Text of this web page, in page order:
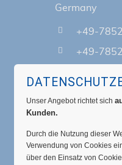
Germany
+49-
+49-
Unser Angebot richtet sich
Kunden.
Durch die Nutzung dieser
Verwendung von Cookies
über den Einsatz von